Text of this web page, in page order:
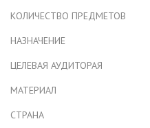
КОЛИЧЕСТВО ПРЕДМЕТОВ
НАЗНАЧЕНИЕ
ЦЕЛЕВАЯ АУДИТОРАЯ
МАТЕРИАЛ
СТРАНА